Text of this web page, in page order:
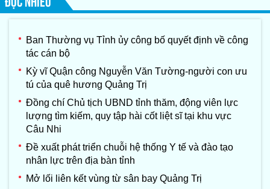
Ban Thường vụ Tỉnh ủy công bố quyết định về công
tác cán bộ
Kỳ vĩ Quận công Nguyễn Văn Tường-người con ưu
tú của quê hương Quảng Trị
Đồng chí Chủ tịch UBND tỉnh thăm, động viên lực
lượng tìm kiếm, quy tập hài cốt liệt sĩ tại khu vực
Câu Nhi
Đề xuất phát triển chuỗi hệ thống Y tế và đào tạo
nhân lực trên địa bàn tỉnh
Mở lối liên kết vùng từ sân bay Quảng Trị